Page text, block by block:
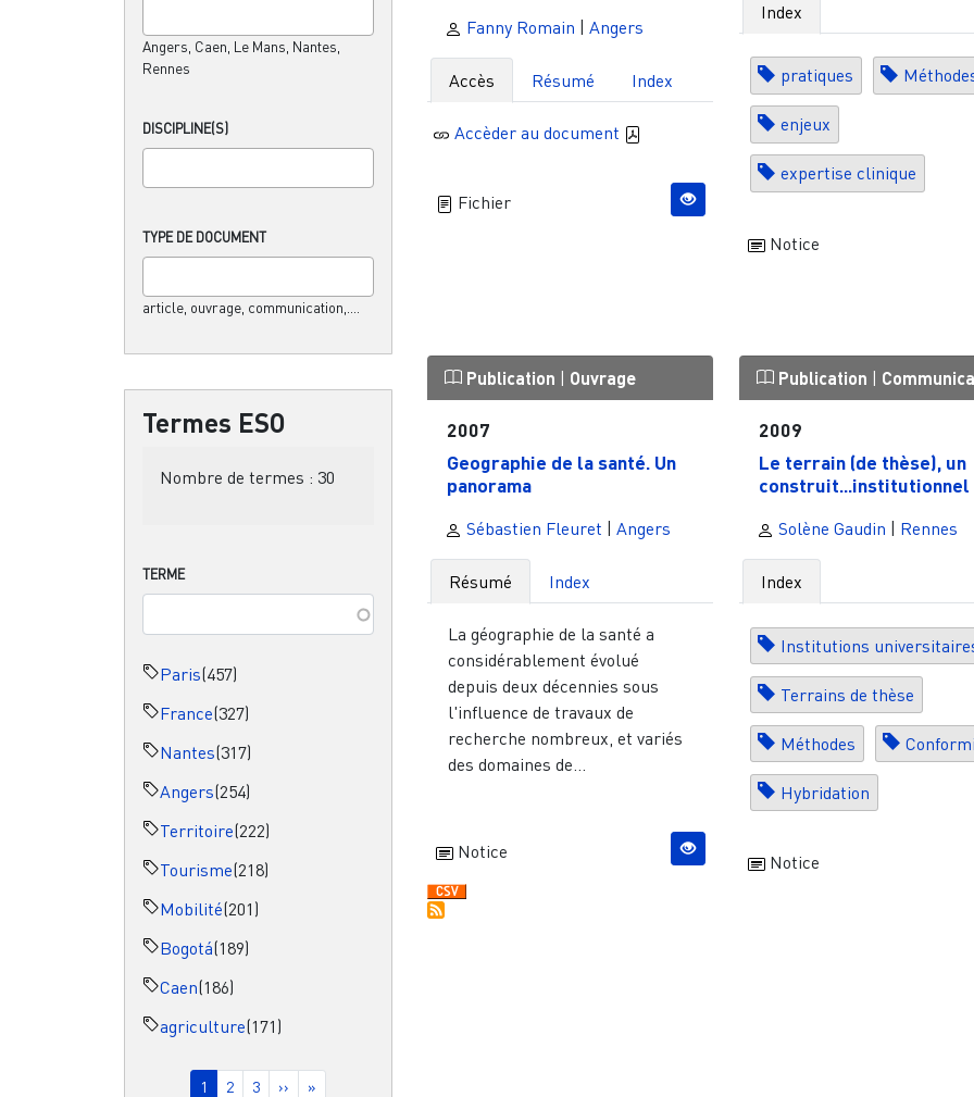
Angers, Caen, Le Mans, Nantes,
Rennes
DISCIPLINE(S)
TYPE DE DOCUMENT
article, ouvrage, communication,....
Termes ESO
Nombre de termes : 30
TERME
Paris(457)
France(327)
Nantes(317)
Angers(254)
Territoire(222)
Tourisme(218)
Mobilité(201)
Bogotá(189)
Caen(186)
agriculture(171)
Pagination
Page courante
1 Page
2 Page
3 Page suivante
›› Dernière page
»
Fanny Romain | Angers
Accès Résumé Index
Accèder au document
Fichier
Index
pratiques
enjeux
expertise clinique
Notice
Publication | Ouvrage
2007
Geographie de la santé. Un
panorama
Sébastien Fleuret | Angers
Résumé Index
La géographie de la santé a
considérablement évolué
depuis deux décennies sous
l'influence de travaux de
recherche nombreux, et variés
des domaines de...
Notice
Publication |
2009
Le terrain (de thèse), un
construit...institutionnel
Solène Gaudin | Rennes
Index
Institutions
Terrains de thèse
Méthodes
Hybridation
Notice